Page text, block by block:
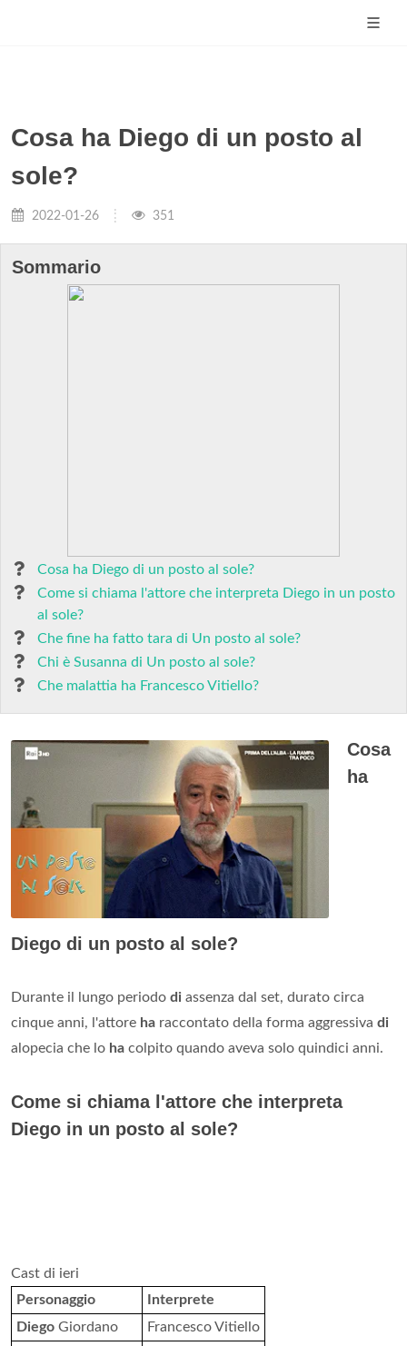
Cosa ha Diego di un posto al
sole?
2022-01-26 351
Sommario
Cosa ha Diego di un posto al sole?
Come si chiama l'attore che interpreta Diego in un posto
al sole?
Che fine ha fatto tara di Un posto al sole?
Chi è Susanna di Un posto al sole?
Che malattia ha Francesco Vitiello?
Cosa
ha
Diego di un posto al sole?
Durante il lungo periodo di assenza dal set, durato circa
cinque anni, l'attore ha raccontato della forma aggressiva di
alopecia che lo ha colpito quando aveva solo quindici anni.
Come si chiama l'attore che interpreta
Diego in un posto al sole?
Cast di ieri
Personaggio
Interprete
Diego Giordano
Francesco Vitiello